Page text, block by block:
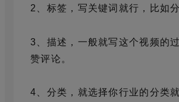
2、标签，写关键词就行，比如
3、描述，一般就写这个视频的
赞评论。
4、分类，就选择你行业的分类